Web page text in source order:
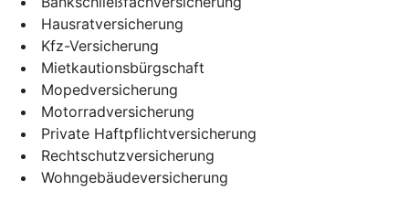
Hausratversicherung
Kfz-Versicherung
Mietkautionsbürgschaft
Mopedversicherung
Motorradversicherung
Private Haftpflichtversicherung
Rechtschutzversicherung
Wohngebäudeversicherung